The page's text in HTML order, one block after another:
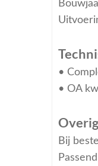
•
• OA
Bij